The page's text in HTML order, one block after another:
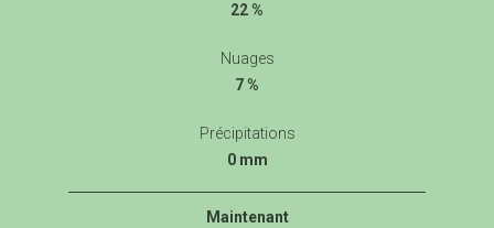
22 %
Nuages
7 %
Précipitations
0 mm
Maintenant